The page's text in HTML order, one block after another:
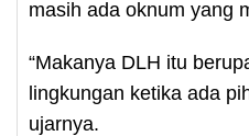
masih ada oknum yang
“Makanya DLH itu
lingkungan ketika ada
ujarnya.